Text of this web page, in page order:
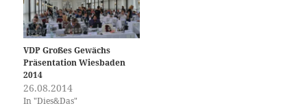
VDP Großes Gewächs
Präsentation Wiesbaden
2014
26.08.2014
In "Dies&Das"